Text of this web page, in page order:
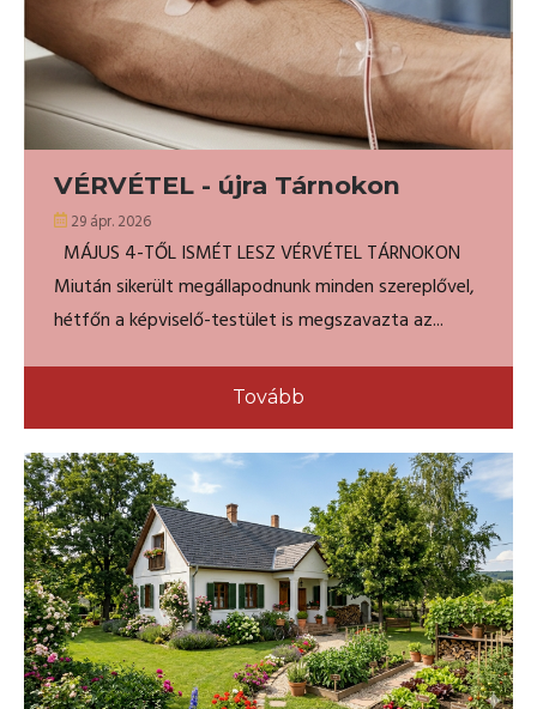
VÉRVÉTEL - újra Tárnokon
29 ápr. 2026
MÁJUS 4-TŐL ISMÉT LESZ VÉRVÉTEL TÁRNOKON
Miután sikerült megállapodnunk minden szereplővel,
hétfőn a képviselő-testület is megszavazta az...
Tovább